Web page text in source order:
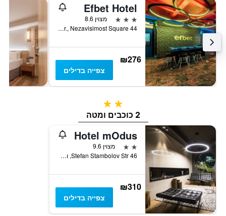
Efbet Hotel
3 כוכבים
מצוין 8.6
44 Preslav Str., Nezavisimost Square, וארנה, בולגריה
₪276
צפייה בדילים
2 כוכבים
2 כוכבים ומטה
Hotel mOdus
2 כוכבים
מצוין 9.6
46 Stefan Stambolov Str, וארנה, בולגריה
₪310
צפייה בדילים